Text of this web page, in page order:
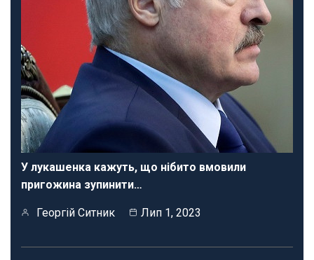
У лукашенка кажуть, що нібито вмовили
пригожина зупинити…
Георгій Ситник Лип 1, 2023